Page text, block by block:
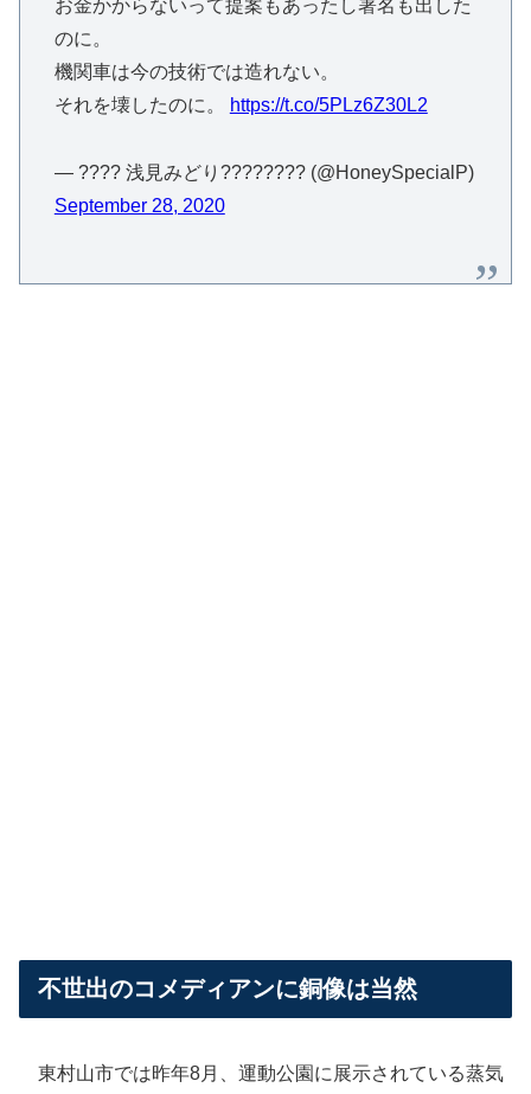
お金かからないって提案もあったし署名も出した
のに。
機関車は今の技術では造れない。
それを壊したのに。
https://t.co/5PLz6Z30L2
— ???? 浅見みどり????️‍???? (@HoneySpecialP)
September 28, 2020
不世出のコメディアンに銅像は当然
東村山市では昨年8月、運動公園に展示されている蒸気